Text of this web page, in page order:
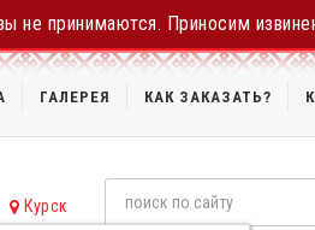
не принимаются. Приносим
ГАЛЕРЕЯ КАК ЗАКАЗАТЬ?
Курск